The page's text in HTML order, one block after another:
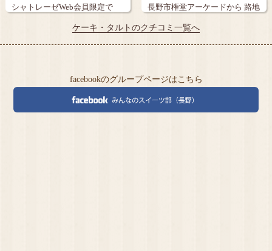
シャトレーゼWeb会員限定で
長野市権堂アーケードから 路地
ケーキ・タルトのクチコミ一覧へ
facebookのグループページはこちら